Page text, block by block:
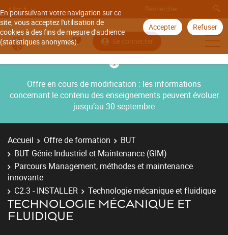
En poursuivant votre navigation sur ce
site, vous acceptez l'utilisation de
cookies à des fins de mesure d'audience
(statistiques anonymes).
Accepter Refuser
Aller à
Se connecter
Offre en cours de modification : les informations
concernant le contenu des enseignements peuvent évoluer
jusqu’au 30 septembre
Accueil Offre de formation
BUT
BUT Génie Industriel et Maintenance (GIM)
Parcours Management, méthodes et maintenance
innovante
C2.3 - INSTALLER
Technologie mécanique et fluidique
TECHNOLOGIE MÉCANIQUE ET
FLUIDIQUE